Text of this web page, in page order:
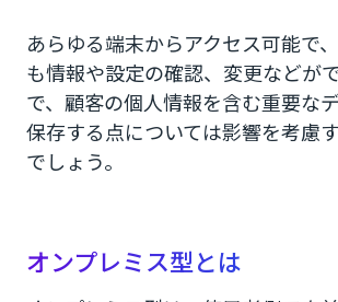
あらゆる端末からアクセス可能で
も情報や設定の確認、変更などが
で、顧客の個人情報を含む重要な
保存する点については影響を考慮
でしょう。
オンプレミス型とは